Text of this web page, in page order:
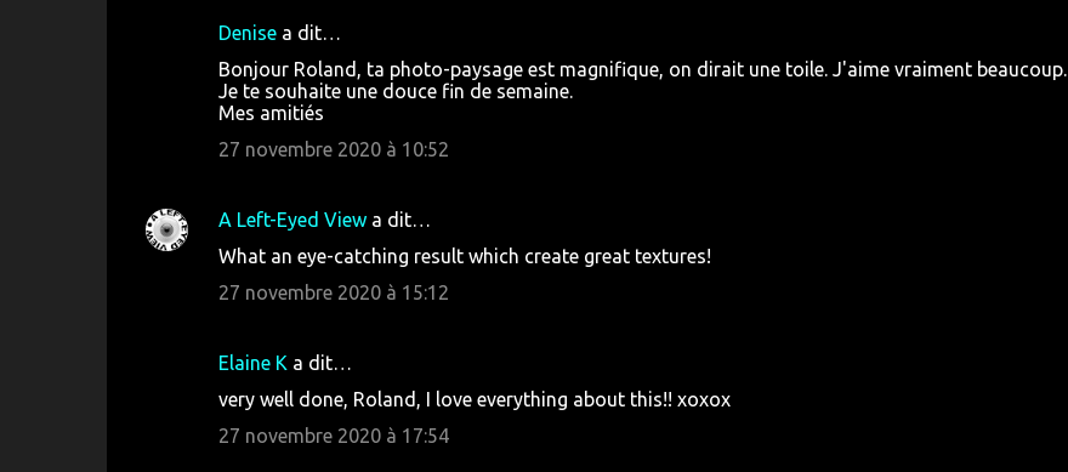
r
e
Denisea dit…
Bonjour Roland, ta photo-paysage est magnifique, on dirait une toile. J'aime vraiment beaucoup.
Je te souhaite une douce fin de semaine.
Mes amitiés
27 novembre 2020 à 10:52
A Left-Eyed Viewa dit…
What an eye-catching result which create great textures!
27 novembre 2020 à 15:12
Elaine K a dit…
very well done, Roland, I love everything about this!! xoxox
27 novembre 2020 à 17:54